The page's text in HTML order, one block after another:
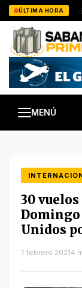
Saltar
al
contenido
ÚLTIMA HORA
Entérese aquí
MENÚ
30
Domingo
Unidos
1 febrero 20214